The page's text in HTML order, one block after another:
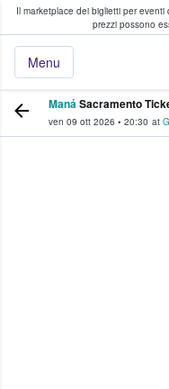
Il marketplace dei biglietti per eventi
prezzi possono
Menu
fan comprano e
ManáSacramento
ven 09 ott 2026 • 20:30 at